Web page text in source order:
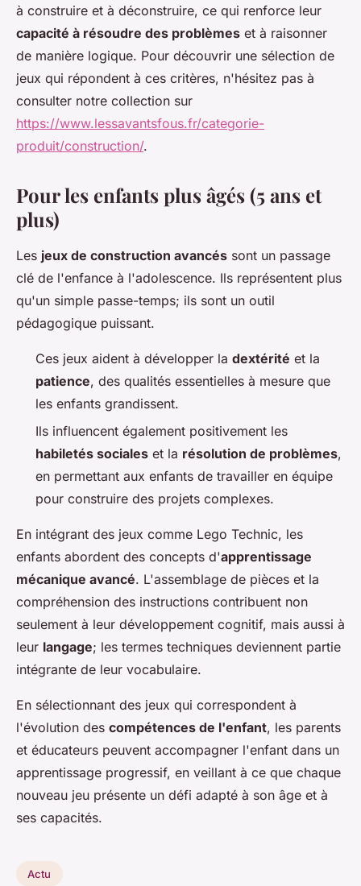
à construire et à déconstruire, ce qui renforce leur
capacité à résoudre des problèmes et à raisonner
de manière logique. Pour découvrir une sélection de
jeux qui répondent à ces critères, n'hésitez pas à
consulter notre collection sur
https://www.lessavantsfous.fr/categorie-
produit/construction/.
Pour les enfants plus âgés (5 ans et
plus)
Les jeux de construction avancés sont un passage
clé de l'enfance à l'adolescence. Ils représentent plus
qu'un simple passe-temps; ils sont un outil
pédagogique puissant.
Ces jeux aident à développer la dextérité et la
patience, des qualités essentielles à mesure que
les enfants grandissent.
Ils influencent également positivement les
habiletés sociales et la résolution de problèmes,
en permettant aux enfants de travailler en équipe
pour construire des projets complexes.
En intégrant des jeux comme Lego Technic, les
enfants abordent des concepts d'apprentissage
mécanique avancé. L'assemblage de pièces et la
compréhension des instructions contribuent non
seulement à leur développement cognitif, mais aussi à
leur langage; les termes techniques deviennent partie
intégrante de leur vocabulaire.
En sélectionnant des jeux qui correspondent à
l'évolution des compétences de l'enfant, les parents
et éducateurs peuvent accompagner l'enfant dans un
apprentissage progressif, en veillant à ce que chaque
nouveau jeu présente un défi adapté à son âge et à
ses capacités.
Actu